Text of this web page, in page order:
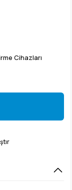
Cihazları